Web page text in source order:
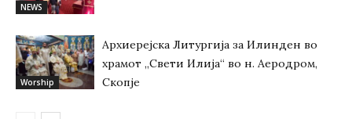
NEWS
Worship
Архиерејска Литургија за Илинден во
храмот „Свети Илија“ во н. Аеродром,
Скопје